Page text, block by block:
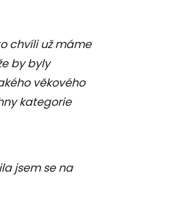
chvíli už máme
by byly
věkového
kategorie
jsem se na